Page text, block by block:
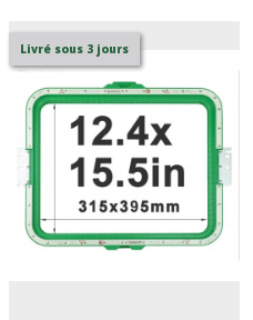
Livré sous 3 jours